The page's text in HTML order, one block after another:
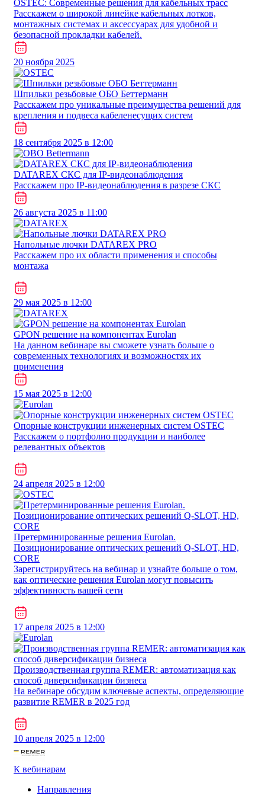
​​​​​OSTEC: Современные решения для кабельных трасс
Расскажем о широкой линейке кабельных лотков,
монтажных системах и аксессуарах для удобной и
безопасной прокладки кабелей.
20 ноября 2025
Шпильки резьбовые ОБО Беттерманн
Расскажем про уникальные преимущества решений для
крепления и подвеса кабеленесущих систем
18 сентября 2025 в 12:00
DATAREX СКС для IP-видеонаблюдения
Расскажем про IP-видеонаблюдения в разрезе СКС
26 августа 2025 в 11:00
Напольные лючки DATAREX PRO
Расскажем про их области применения и способы
монтажа
29 мая 2025 в 12:00
GPON решение на компонентах Eurolan
На данном вебинаре вы сможете узнать больше о
современных технологиях и возможностях их
применения
15 мая 2025 в 12:00
Опорные конструкции инженерных систем OSTEC
Расскажем о портфолио продукции и наиболее
релевантных объектов
24 апреля 2025 в 12:00
Претерминированные решения Eurolan.
Позиционирование оптических решений Q-SLOT, HD,
CORE
Зарегистрируйтесь на вебинар и узнайте больше о том,
как оптические решения Eurolan могут повысить
эффективность вашей сети
17 апреля 2025 в 12:00
Производственная группа REMER: автоматизация как
способ диверсификации бизнеса
На вебинаре обсудим ключевые аспекты, определяющие
развитие REMER в 2025 год
10 апреля 2025 в 12:00
К вебинарам
Направления